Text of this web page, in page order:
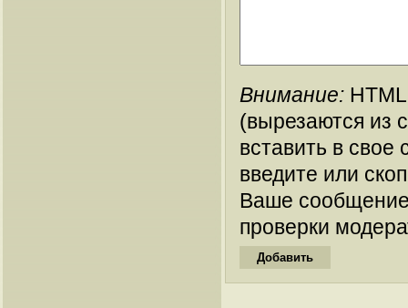
Внимание:
(вырезаются из
вставить в
введите или
Ваше
проверки